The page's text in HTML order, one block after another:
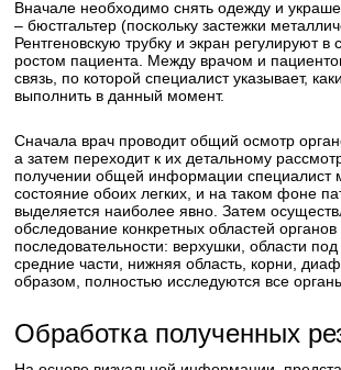
Вначале необходимо снять одежду и
– бюстгальтер (поскольку застежки
Рентгеновскую трубку и экран регулируют в
ростом пациента. Между врачом и
связь, по которой специалист указывает,
выполнить в данный момент.
Сначала врач проводит общий осмотр
а затем переходит к их детальному
получении общей информации специалист
состояние обоих легких, и на таком фоне
выделяется наиболее явно. Затем
обследование конкретных областей
последовательности: верхушки, области под
средние части, нижняя область, корни,
образом, полностью исследуются все
Обработка полученных